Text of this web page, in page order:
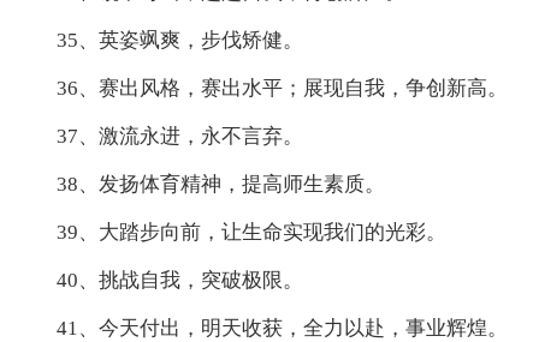
35、英姿飒爽，步伐矫健。
36、赛出风格，赛出水平；展现自我，争创新高。
37、激流永进，永不言弃。
38、发扬体育精神，提高师生素质。
39、大踏步向前，让生命实现我们的光彩。
40、挑战自我，突破极限。
41、今天付出，明天收获，全力以赴，事业辉煌。